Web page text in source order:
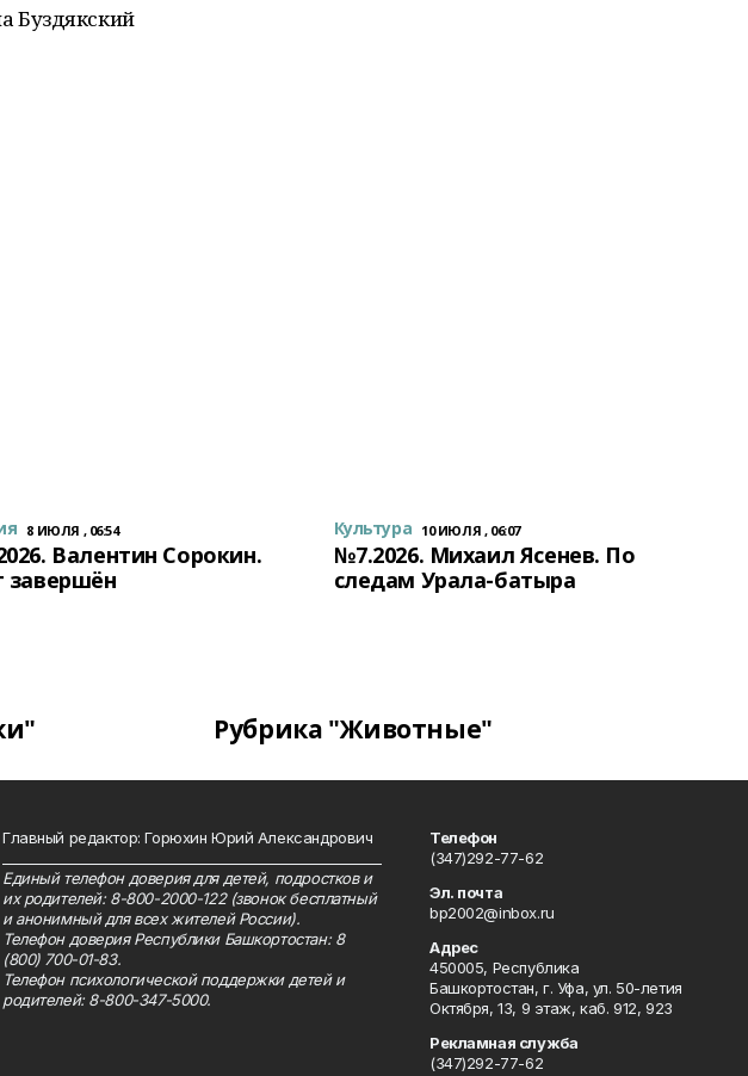
Буздякский
8 ИЮЛЯ , 06:54
Валентин Сорокин.
завершён
Культура 10 ИЮЛЯ , 06:07
№7.2026. Михаил Ясенев. По
следам Урала-батыра
Рубрика "Животные"
Главный редактор: Горюхин Юрий Александрович
Единый телефон доверия для детей, подростков и
их родителей: 8-800-2000-122 (звонок бесплатный
и анонимный для всех жителей России).
Телефон доверия Республики Башкортостан: 8
(800) 700-01-83.
Телефон психологической поддержки детей и
родителей: 8-800-347-5000.
Телефон
(347)292-77-62
Эл. почта
bp2002@inbox.ru
Адрес
450005, Республика
Башкортостан, г. Уфа, ул. 50-летия
Октября, 13, 9 этаж, каб. 912, 923
Рекламная служба
(347)292-77-62